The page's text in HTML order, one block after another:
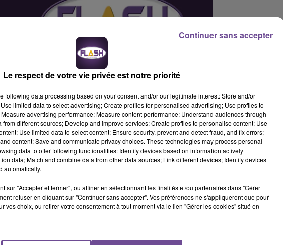
fonction des missions proposées. Les déplacements se
être autonome, savoir vous repérer sur une carte ou avec
Le respect de votre vie privée est notre priorité
following data processing based on your consent and/or our legitimate interest: Store and/or
limited data to select advertising; Create profiles for personalised advertising; Use profiles to
advertising performance; Measure content performance; Understand audiences through
different sources; Develop and improve services; Create profiles to personalise content; Use
Use limited data to select content; Ensure security, prevent and detect fraud, and fix errors;
content; Save and communicate privacy choices. These technologies may process personal
data to offer following functionalities: Identify devices based on information actively
data; Match and combine data from other data sources; Link different devices; Identify devices
automatically.
sur "Accepter et fermer", ou affiner en sélectionnant les finalités et/ou partenaires dans "Gérer
refuser en cliquant sur "Continuer sans accepter". Vos préférences ne s'appliqueront que pour
vos choix, ou retirer votre consentement à tout moment via le lien "Gérer les cookies" situé en
Continuer sans accepter